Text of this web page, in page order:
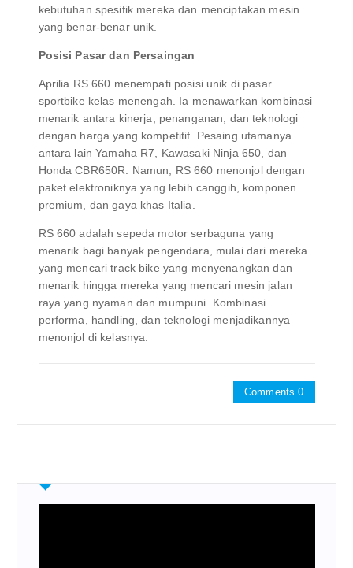
kebutuhan spesifik mereka dan menciptakan mesin
yang benar-benar unik.
Posisi Pasar dan Persaingan
Aprilia RS 660 menempati posisi unik di pasar
sportbike kelas menengah. Ia menawarkan kombinasi
menarik antara kinerja, penanganan, dan teknologi
dengan harga yang kompetitif. Pesaing utamanya
antara lain Yamaha R7, Kawasaki Ninja 650, dan
Honda CBR650R. Namun, RS 660 menonjol dengan
paket elektroniknya yang lebih canggih, komponen
premium, dan gaya khas Italia.
RS 660 adalah sepeda motor serbaguna yang
menarik bagi banyak pengendara, mulai dari mereka
yang mencari track bike yang menyenangkan dan
menarik hingga mereka yang mencari mesin jalan
raya yang nyaman dan mumpuni. Kombinasi
performa, handling, dan teknologi menjadikannya
menonjol di kelasnya.
Comments 0